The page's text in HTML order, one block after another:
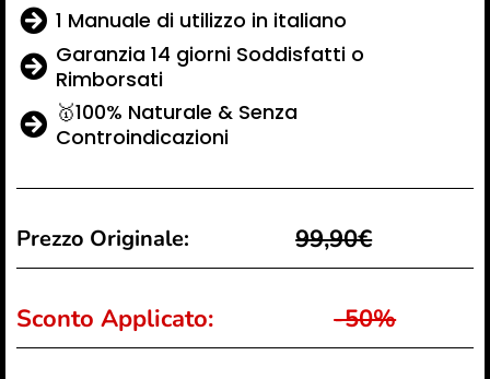
1 Manuale di utilizzo in italiano
Garanzia 14 giorni Soddisfatti o
Rimborsati
🥇100% Naturale & Senza
Controindicazioni
Prezzo Originale: 99,90€
Sconto Applicato: -50%